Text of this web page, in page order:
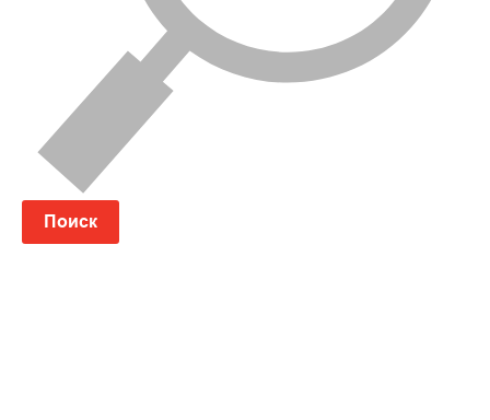
Поиск